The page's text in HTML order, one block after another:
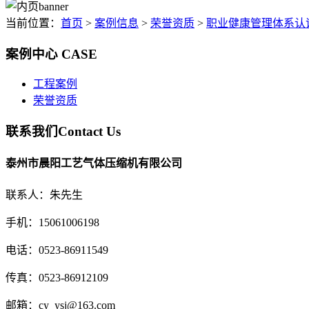
当前位置： 首页 > 案例信息 > 荣誉资质 > 职业健康管理体系认
案例中心 CASE
工程案例
荣誉资质
联系我们Contact Us
泰州市晨阳工艺气体压缩机有限公司
联系人：朱先生
手机：15061006198
电话：0523-86911549
传真：0523-86912109
邮箱：cy_ysj@163.com